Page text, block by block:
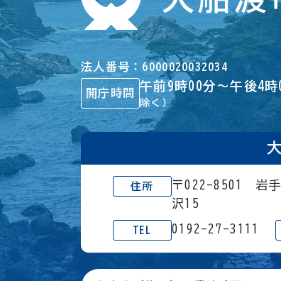
法人番号 6000020032034
開庁時間
午前9時00分～午後4
除く）
住所
〒022-8501 岩手
沢15
TEL 0192-27-3111